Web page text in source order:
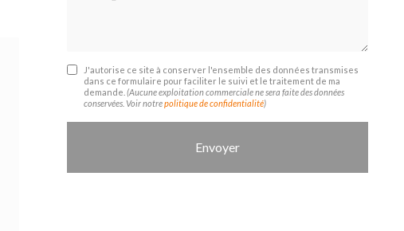
J'autorise ce site à conserver l'ensemble des données transmises
dans ce formulaire pour faciliter le suivi et le traitement de ma
demande. (Aucune exploitation commerciale ne sera faite des données
conservées. Voir notrepolitique de confidentialité)